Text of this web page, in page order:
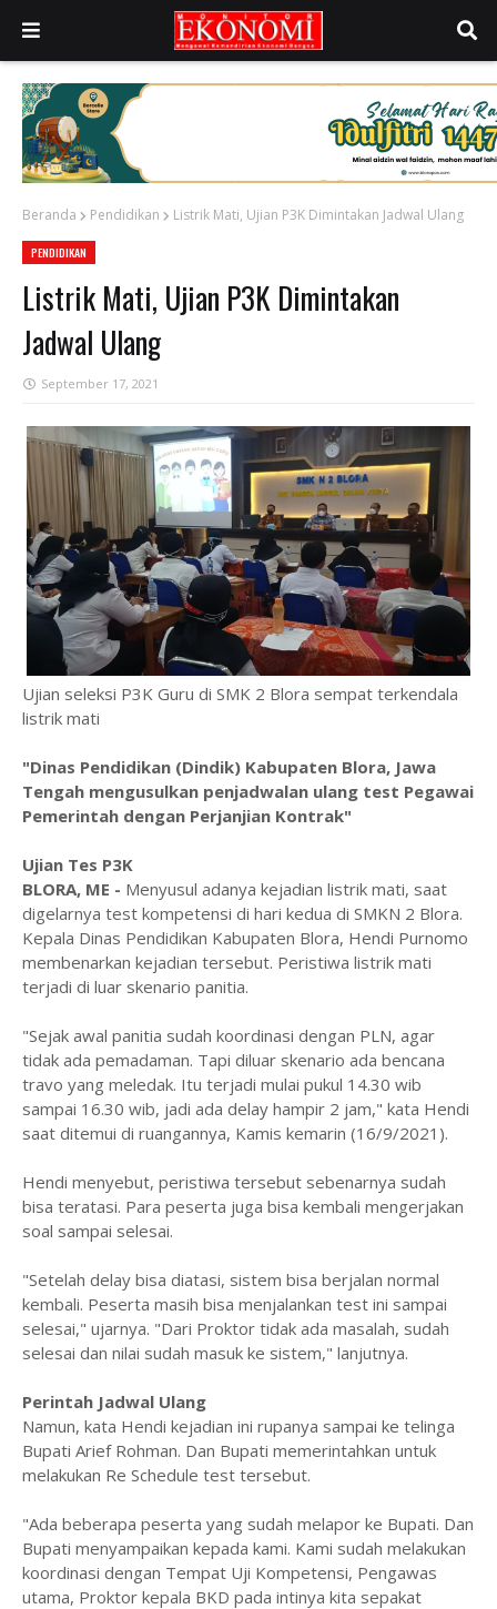
Beranda Pendidikan Listrik Mati, Ujian P3K Dimintakan Jadwal Ulang
PENDIDIKAN
Listrik Mati, Ujian P3K Dimintakan
Jadwal Ulang
September 17, 2021
Ujian seleksi P3K Guru di SMK 2 Blora sempat terkendala
listrik mati
"Dinas Pendidikan (Dindik) Kabupaten Blora, Jawa
Tengah mengusulkan penjadwalan ulang test Pegawai
Pemerintah dengan Perjanjian Kontrak"
Ujian Tes P3K
BLORA, ME - Menyusul adanya kejadian listrik mati, saat
digelarnya test kompetensi di hari kedua di SMKN 2 Blora.
Kepala Dinas Pendidikan Kabupaten Blora, Hendi Purnomo
membenarkan kejadian tersebut. Peristiwa listrik mati
terjadi di luar skenario panitia.
"Sejak awal panitia sudah koordinasi dengan PLN, agar
tidak ada pemadaman. Tapi diluar skenario ada bencana
travo yang meledak. Itu terjadi mulai pukul 14.30 wib
sampai 16.30 wib, jadi ada delay hampir 2 jam," kata Hendi
saat ditemui di ruangannya, Kamis kemarin (16/9/2021).
Hendi menyebut, peristiwa tersebut sebenarnya sudah
bisa teratasi. Para peserta juga bisa kembali mengerjakan
soal sampai selesai.
"Setelah delay bisa diatasi, sistem bisa berjalan normal
kembali. Peserta masih bisa menjalankan test ini sampai
selesai," ujarnya. "Dari Proktor tidak ada masalah, sudah
selesai dan nilai sudah masuk ke sistem," lanjutnya.
Perintah Jadwal Ulang
Namun, kata Hendi kejadian ini rupanya sampai ke telinga
Bupati Arief Rohman. Dan Bupati memerintahkan untuk
melakukan Re Schedule test tersebut.
"Ada beberapa peserta yang sudah melapor ke Bupati. Dan
Bupati menyampaikan kepada kami. Kami sudah melakukan
koordinasi dengan Tempat Uji Kompetensi, Pengawas
utama, Proktor kepala BKD pada intinya kita sepakat